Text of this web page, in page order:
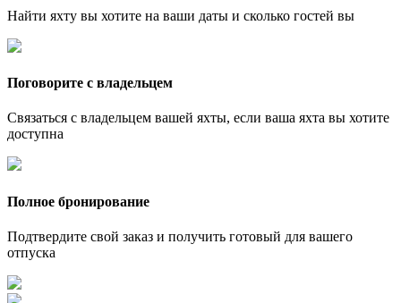
Найти яхту вы хотите на ваши даты и сколько гостей вы
Поговорите с владельцем
Связаться с владельцем вашей яхты, если ваша яхта вы хотите
доступна
Полное бронирование
Подтвердите свой заказ и получить готовый для вашего
отпуска